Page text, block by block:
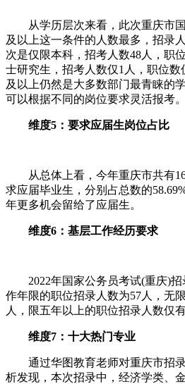
从学历层次来看，此次重庆市
及以上这一条件的人数最多，招录
次是仅限本科，招考人数48人，职
士研究生，招考人数仅1人，职位
及以上仍然是大多数部门最青睐的
可以根据不同的岗位要求灵活报考。
维度5：要求应届生岗位占比
从总体上看，今年重庆市共有
求应届毕业生，分别占总数的
年更多机会留给了应届生。
维度6：基层工作经历要求
2022年国家公务员考试(重庆)
作年限的职位招录人数为57人，无
人，限五年以上的职位招录人数仅有
维度7：十大热门专业
通过华图教育老师对重庆市招
析发现，本次招录中，经济学类、